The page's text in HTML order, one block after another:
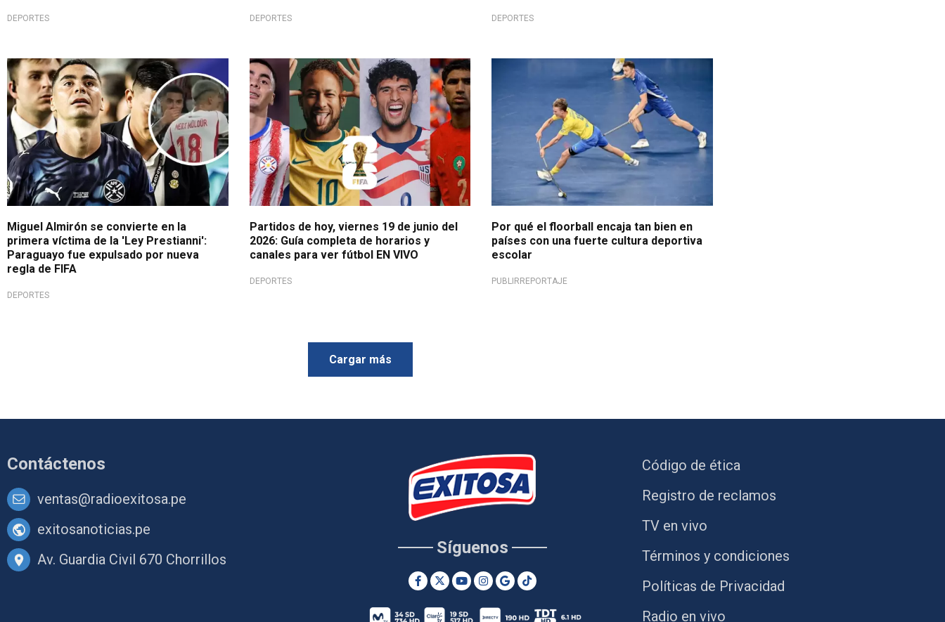
DEPORTES DEPORTES DEPORTES
Polémico reglamento
Miguel Almirón se convierte en la
primera víctima de la 'Ley Prestianni':
Paraguayo fue expulsado por nueva
regla de FIFA
DEPORTES
Continúa la acción
Partidos de hoy, viernes 19 de junio del
2026: Guía completa de horarios y
canales para ver fútbol EN VIVO
DEPORTES
Por qué el floorball encaja tan bien en
países con una fuerte cultura deportiva
escolar
PUBLIRREPORTAJE
Cargar más
Contáctenos
ventas@radioexitosa.pe
exitosanoticias.pe
Av. Guardia Civil 670 Chorrillos
Síguenos
Código de ética
Registro de reclamos
TV en vivo
Términos y condiciones
Políticas de Privacidad
Radio en vivo